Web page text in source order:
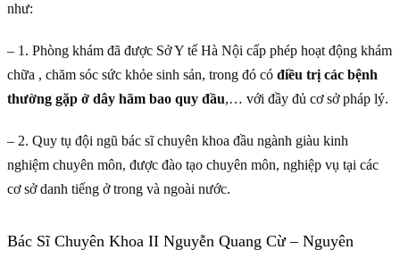
như:
– 1. Phòng khám đã được Sở Y tế Hà Nội cấp phép hoạt động khám
chữa , chăm sóc sức khỏe sinh sản, trong đó có điều trị các bệnh
thường gặp ở dây hãm bao quy đầu,… với đầy đủ cơ sở pháp lý.
– 2. Quy tụ đội ngũ bác sĩ chuyên khoa đầu ngành giàu kinh
nghiệm chuyên môn, được đào tạo chuyên môn, nghiệp vụ tại các
cơ sở danh tiếng ở trong và ngoài nước.
Bác Sĩ Chuyên Khoa II Nguyễn Quang Cừ – Nguyên